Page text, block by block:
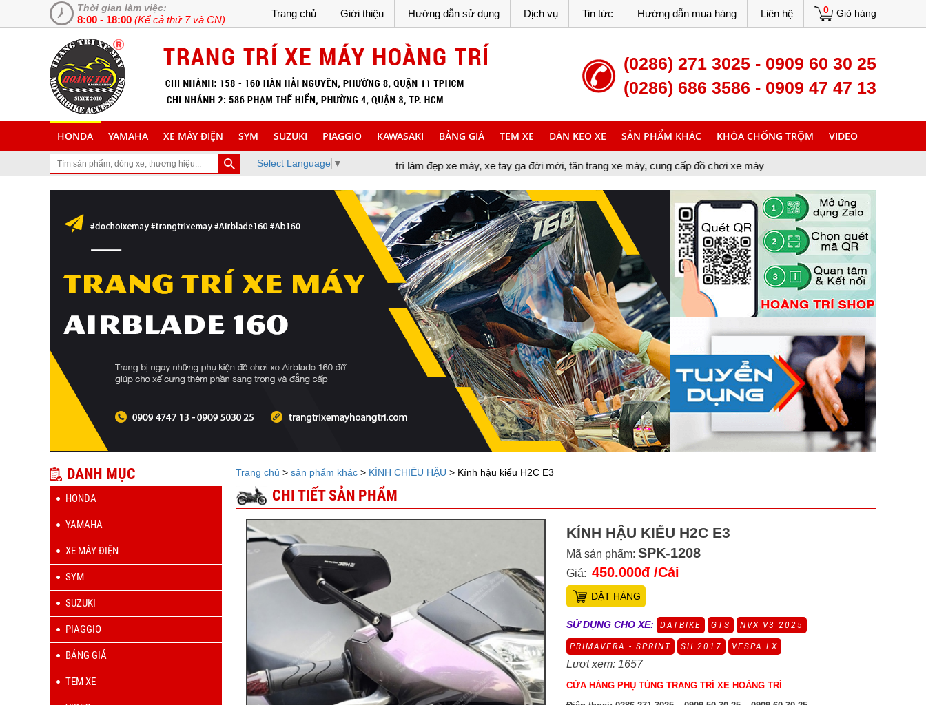
Thời gian làm việc:
8:00 - 18:00 (Kể cả thứ 7 và CN)
0 Giỏ hàng
Trang chủ Giới thiệu Hướng dẫn sử dụng Dịch vụ Tin tức Hướng dẫn mua hàng Liên hệ
(0286) 271 3025 - 0909 60 30 25
(0286) 686 3586 - 0909 47 47 13
HONDA YAMAHA XE MÁY ĐIỆN SYM SUZUKI PIAGGIO KAWASAKI BẢNG GIÁ TEM XE DÁN KEO XE SẢN PHẨM KHÁC KHÓA CHỐNG TRỘM VIDEO
Select Language ▼
ghé thăm trang Web chuyên cung cấp và lắp đặt phụ tùng inox trang trí làm đẹp xe máy, xe tay ga đời mới, tân trang xe máy, cung cấp đồ chơi xe máy
DANH MỤC
HONDA
YAMAHA
XE MÁY ĐIỆN
SYM
SUZUKI
PIAGGIO
BẢNG GIÁ
TEM XE
Trang chủ > sản phẩm khác> KÍNH CHIẾU HẬU > Kính hậu kiểu H2C E3
CHI TIẾT SẢN PHẨM
KÍNH HẬU KIỂU H2C E3
Mã sản phẩm: SPK-1208
Giá: 450.000đ /Cái
ĐẶT HÀNG
SỬ DỤNG CHO XE: DATBIKE GTS NVX V3 2025
PRIMAVERA - SPRINT SH 2017 VESPA LX
Lượt xem: 1657
CỬA HÀNG PHỤ TÙNG TRANG TRÍ XE HOÀNG TRÍ